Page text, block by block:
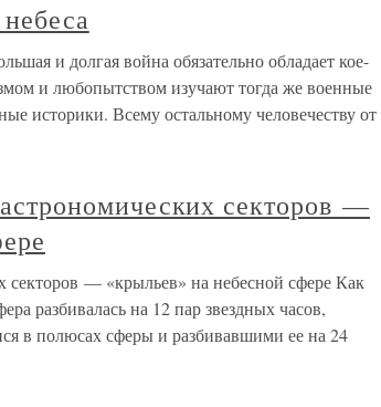
и долгая война обязательно обладает кое-
и любопытством изучают тогда же военные
историки. Всему остальному человечеству от
секторов —
секторов — «крыльев» на небесной сфере Как
разбивалась на 12 пар звездных часов,
в полюсах сферы и разбивавшими ее на 24